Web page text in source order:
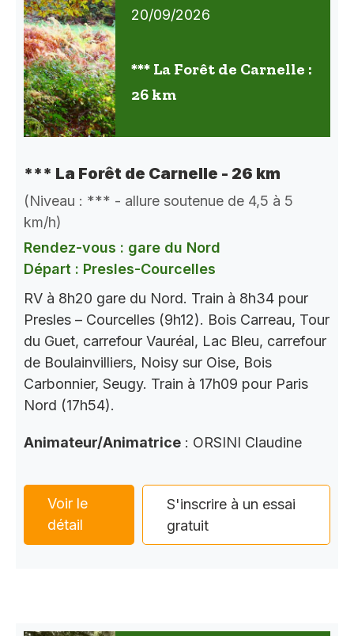
20/09/2026
*** La Forêt de Carnelle :
26 km
*** La Forêt de Carnelle - 26 km
(Niveau : *** - allure soutenue de 4,5 à 5
km/h)
Rendez-vous : gare du Nord
Départ : Presles-Courcelles
RV à 8h20 gare du Nord. Train à 8h34 pour
Presles – Courcelles (9h12). Bois Carreau, Tour
du Guet, carrefour Vauréal, Lac Bleu, carrefour
de Boulainvilliers, Noisy sur Oise, Bois
Carbonnier, Seugy. Train à 17h09 pour Paris
Nord (17h54).
Animateur/Animatrice : ORSINI Claudine
Voir le
détail
S'inscrire à un essai
gratuit